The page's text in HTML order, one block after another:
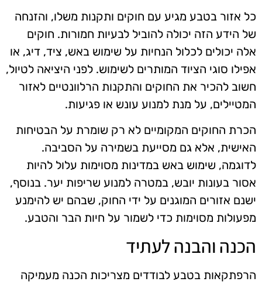
כל אזור בטבע מגיע עם חוקים ותקנות משלו, והזנחה
של הידע הזה יכולה להוביל לבעיות חמורות. חוקים
אלה יכולים לכלול הנחיות על שימוש באש, ציד, דיג, או
אפילו סוגי הציוד המותרים לשימוש. לפני היציאה לטיול,
חשוב להכיר את החוקים והתקנות הרלוונטיים לאזור
המטיילים, על מנת למנוע עונש או פגיעות.
הכרת החוקים המקומיים לא רק שומרת על הבטיחות
האישית, אלא גם מסייעת בשמירה על הסביבה.
לדוגמה, שימוש באש במדינות מסוימות עלול להיות
אסור בעונות יובש, במטרה למנוע שריפות יער. בנוסף,
ישנם אזורים המוגנים על ידי החוק, שבהם יש להימנע
מפעולות מסוימות כדי לשמור על חיות הבר והטבע.
הכנה והבנה לעתיד
הרפתקאות בטבע לבודדים מצריכות הכנה מעמיקה